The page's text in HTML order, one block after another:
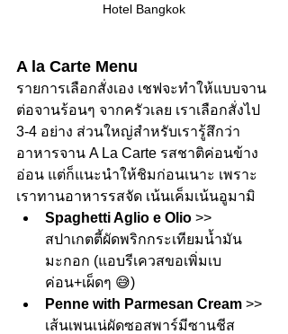
Hotel Bangkok
A la Carte Menu
รายการเลือกสั่งเอง เชฟจะทำให้แบบจาน
ต่อจานร้อนๆ จากครัวเลย เราเลือกสั่งไป
3-4 อย่าง ส่วนใหญ่สำหรับเรารู้สึกว่า
อาหารจาน A La Carte รสชาติค่อนข้าง
อ่อน แต่ก็แนะนำให้ชิมก่อนเนาะ เพราะ
เราทานอาหารรสจัด เน้นเค็มเน้นอูมามิ
Spaghetti Aglio e Olio >>
สปาเกตตี้ผัดพริกกระเทียมน้ำมัน
มะกอก (แอบรีเควสขอเพิ่มเบ
ค่อน+เผ็ดๆ 😅)
Penne with Parmesan Cream >>
เส้นเพนเน่ผัดซอสพาร์มีซานชีส